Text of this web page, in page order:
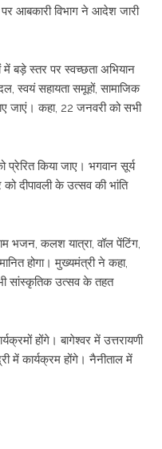
पर आबकारी विभाग ने आदेश जारी
में बड़े स्तर पर स्वच्छता अभियान
स्वयं सहायता समूहों, सामाजिक
जाएं। कहा, 22 जनवरी को सभी
किया जाए। भगवान सूर्य
दीपावली के उत्सव की भांति
भजन, कलश यात्रा, वॉल पेंटिंग,
होगा। मुख्यमंत्री ने कहा,
सांस्कृतिक उत्सव के तहत
होंगे। बागेश्वर में उत्तरायणी
में कार्यक्रम होंगे। नैनीताल में